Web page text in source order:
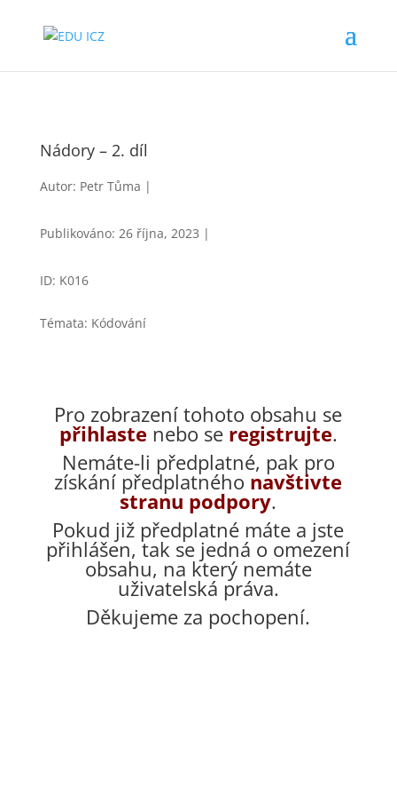
Nádory – 2. díl
Autor: Petr Tůma |
Publikováno: 26 října, 2023 |
ID: K016
Témata: Kódování
Pro zobrazení tohoto obsahu se
přihlaste nebo se registrujte.
Nemáte-li předplatné, pak pro
získání předplatného navštivte
stranu podpory.
Pokud již předplatné máte a jste
přihlášen, tak se jedná o omezení
obsahu, na který nemáte
uživatelská práva.
Děkujeme za pochopení.